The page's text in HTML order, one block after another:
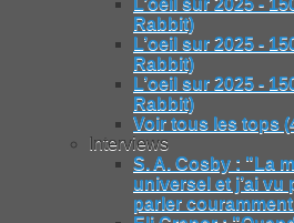
L’oeil sur 2025 -
Rabbit)
L’oeil sur 2025 -
Rabbit)
L’oeil sur 2025 -
Rabbit)
Voir tous les tops
Interviews
S. A. Cosby : "La
universel et j’ai vu
parler